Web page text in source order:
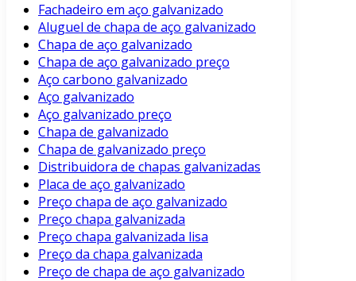
Fachadeiro em aço galvanizado
Aluguel de chapa de aço galvanizado
Chapa de aço galvanizado
Chapa de aço galvanizado preço
Aço carbono galvanizado
Aço galvanizado
Aço galvanizado preço
Chapa de galvanizado
Chapa de galvanizado preço
Distribuidora de chapas galvanizadas
Placa de aço galvanizado
Preço chapa de aço galvanizado
Preço chapa galvanizada
Preço chapa galvanizada lisa
Preço da chapa galvanizada
Preço de chapa de aço galvanizado